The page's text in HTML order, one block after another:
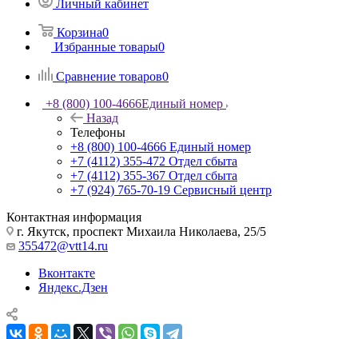
Личный кабинет
Корзина0
Избранные товары0
Сравнение товаров0
+8 (800) 100-4666Единый номер
Назад
Телефоны
+8 (800) 100-4666 Единый номер
+7 (4112) 355-472 Отдел сбыта
+7 (4112) 355-367 Отдел сбыта
+7 (924) 765-70-19 Сервисный центр
Контактная информация
г. Якутск, проспект Михаила Николаева, 25/5
355472@vtt14.ru
Вконтакте
Яндекс.Дзен